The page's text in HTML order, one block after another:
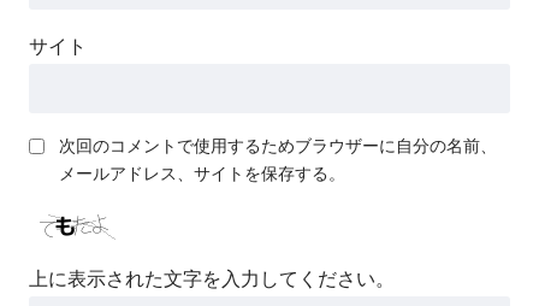
サイト
次回のコメントで使用するためブラウザーに自分の名前、
メールアドレス、サイトを保存する。
上に表示された文字を入力してください。